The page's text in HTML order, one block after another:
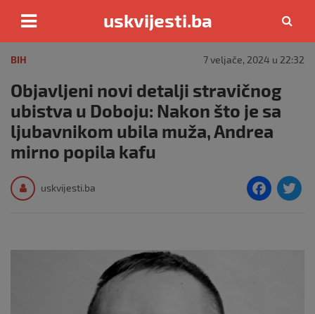
content
uskvijesti.ba
BIH 7 veljače, 2024 u 22:32
Objavljeni novi detalji stravičnog
ubistva u Doboju: Nakon što je sa
ljubavnikom ubila muža, Andrea
mirno popila kafu
uskvijesti.ba
F